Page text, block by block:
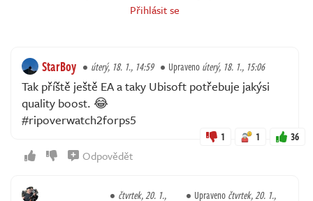
Přihlásit se
StarBoy úterý, 18. 1., 14:59 Upravenoúterý, 18. 1., 15:06
Tak příště ještě EA a taky Ubisoft potřebuje jakýsi
quality boost. 😂
#ripoverwatch2forps5
1 1 36
Odpovědět
čtvrtek, 20. 1.,
Upravenočtvrtek, 20. 1.,